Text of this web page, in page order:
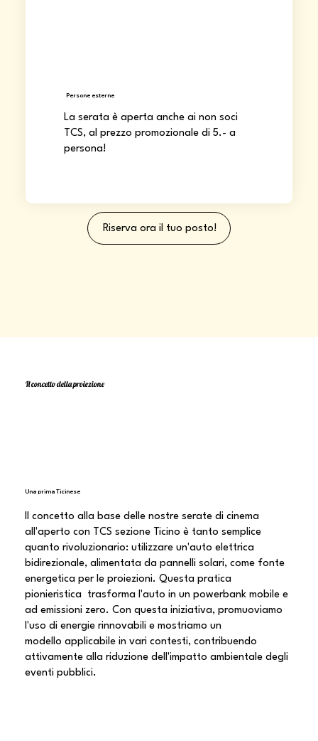
Persone esterne
La serata è aperta anche ai non soci
TCS, al prezzo promozionale di 5.- a
persona!
Riserva ora il tuo posto!
Il concetto della proiezione
Una prima Ticinese
Il concetto alla base delle nostre serate di cinema
all'aperto con TCS sezione Ticino è tanto semplice
quanto rivoluzionario: utilizzare un'auto elettrica
bidirezionale, alimentata da pannelli solari, come fonte
energetica per le proiezioni. Questa pratica
pionieristica trasforma l'auto in un powerbank mobile e
ad emissioni zero. Con questa iniziativa, promuoviamo
l'uso di energie rinnovabili e mostriamo un
modello applicabile in vari contesti, contribuendo
attivamente alla riduzione dell'impatto ambientale degli
eventi pubblici.